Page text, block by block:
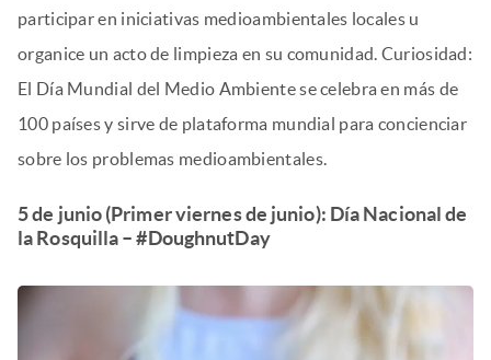
participar en iniciativas medioambientales locales u
organice un acto de limpieza en su comunidad. Curiosidad:
El Día Mundial del Medio Ambiente se celebra en más de
100 países y sirve de plataforma mundial para concienciar
sobre los problemas medioambientales.
5 de junio (Primer viernes de junio): Día Nacional de
la Rosquilla – #DoughnutDay